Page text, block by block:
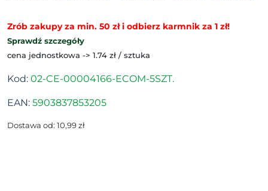
Zrób zakupy za min. 50 zł i odbierz karmnik za 1 zł!
Sprawdź szczegóły
cena jednostkowa -> 1.74 zł / sztuka
Kod: 02-CE-00004166-ECOM-5SZT.
EAN: 5903837853205
Dostawa od: 10,99 zł